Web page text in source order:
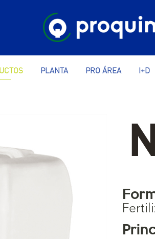
PLANTA PRO ÁREA I+D